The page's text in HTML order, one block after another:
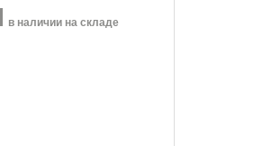
в наличии на складе